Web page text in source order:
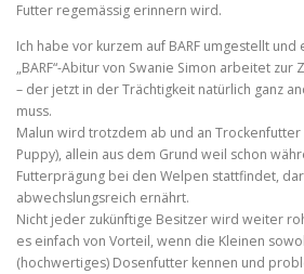
Futter regemässig erinnern wird.
Ich habe vor kurzem auf BARF umgestellt
„BARF“-Abitur von Swanie Simon arbeitet zur
– der jetzt in der Trächtigkeit natürlich ganz
muss.
Malun wird trotzdem ab und an Trockenfutter
Puppy), allein aus dem Grund weil schon
Futterprägung bei den Welpen stattfindet,
abwechslungsreich ernährt.
Nicht jeder zukünftige Besitzer wird weiter
es einfach von Vorteil, wenn die Kleinen
(hochwertiges) Dosenfutter kennen und